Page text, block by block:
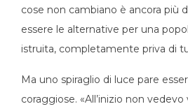
cose non cambiano è ancora più
essere le alternative per una
istruita, completamente priva di
Ma uno spiraglio di luce pare
coraggiose. «All’inizio non